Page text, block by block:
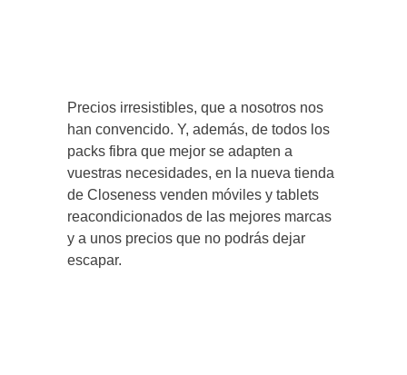
Precios irresistibles, que a nosotros nos
han convencido. Y, además, de todos los
packs fibra que mejor se adapten a
vuestras necesidades, en la nueva tienda
de Closeness venden móviles y tablets
reacondicionados de las mejores marcas
y a unos precios que no podrás dejar
escapar.